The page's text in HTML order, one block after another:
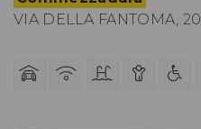
VIA DELLA FANTOMA, 20